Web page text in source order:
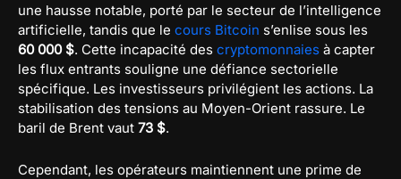
une hausse notable, porté par le secteur de l’intelligence
artificielle, tandis que le cours Bitcoin s’enlise sous les
60 000 $. Cette incapacité des cryptomonnaies à capter
les flux entrants souligne une défiance sectorielle
spécifique. Les investisseurs privilégient les actions. La
stabilisation des tensions au Moyen-Orient rassure. Le
baril de Brent vaut 73 $.
Cependant, les opérateurs maintiennent une prime de